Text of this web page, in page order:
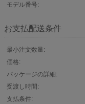
モデル番号:
お支払配送条件
最小注文数量:
価格:
パッケージの詳細:
受渡し時間:
支払条件: